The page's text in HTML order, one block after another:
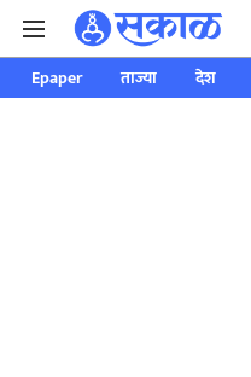
Epaper ताज्या देश